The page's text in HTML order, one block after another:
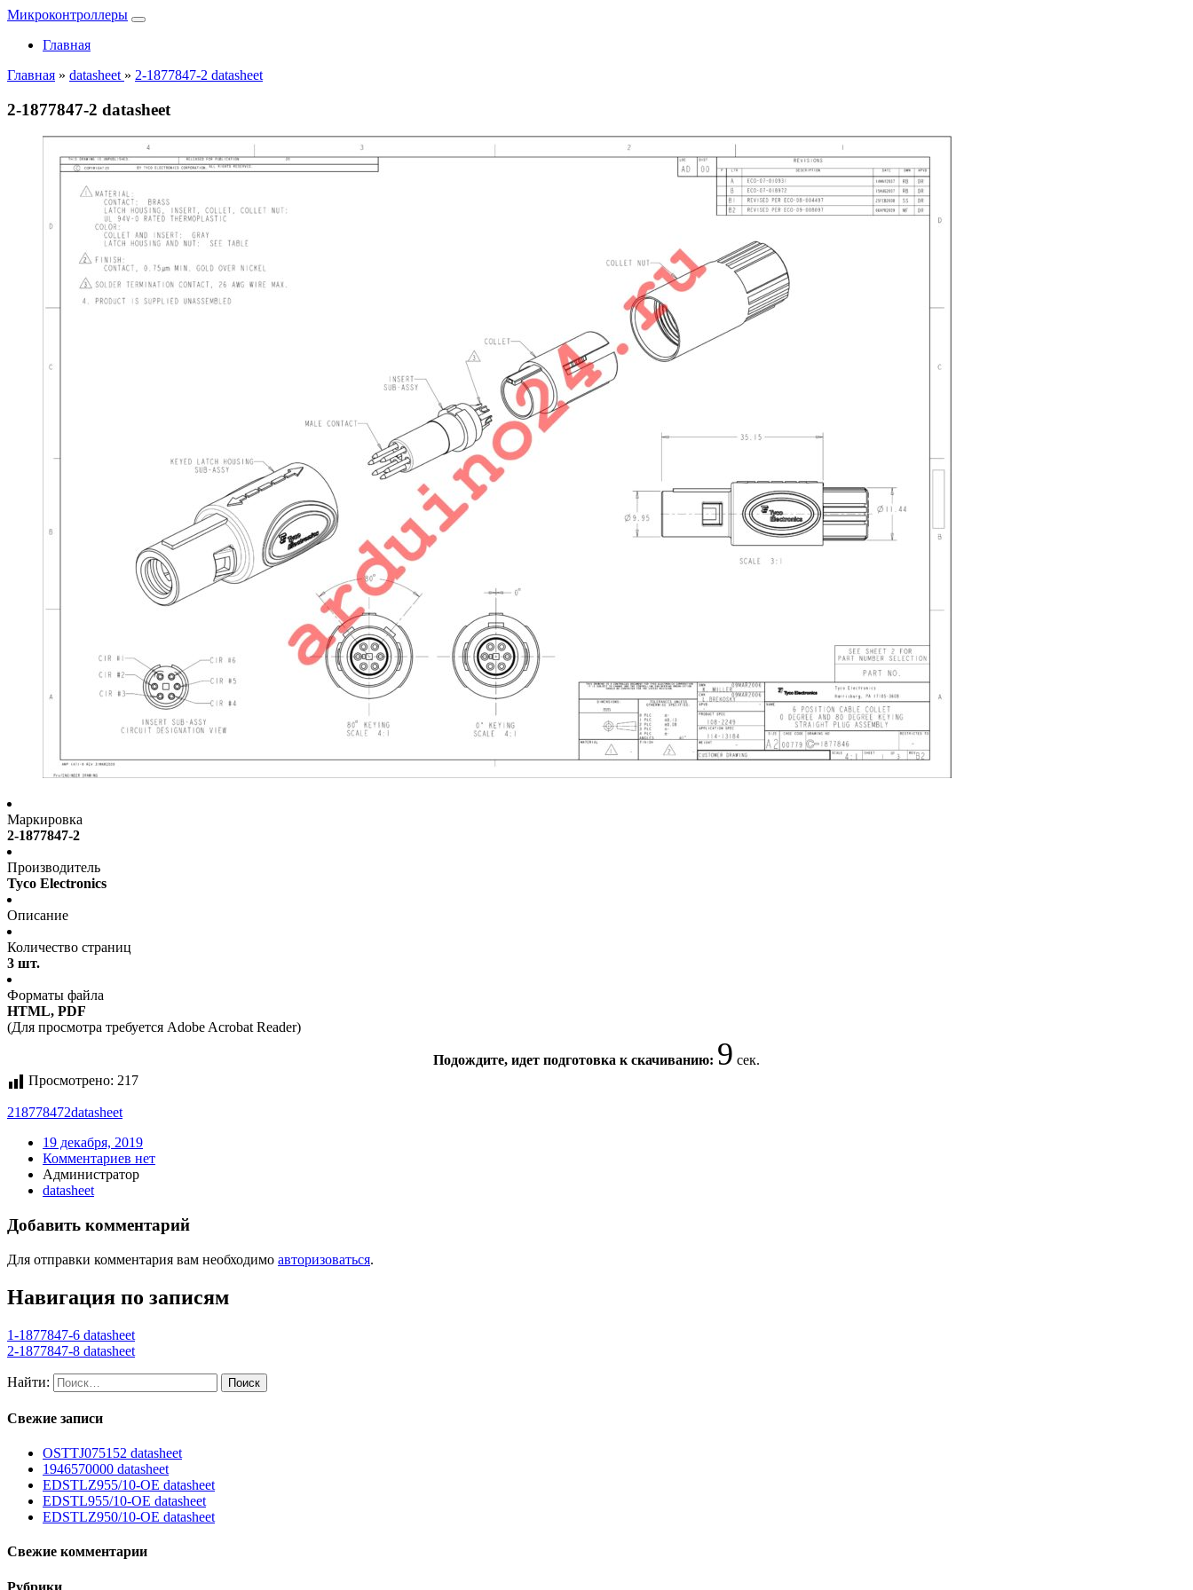
Микроконтроллеры
Главная
Главная » datasheet » 2-1877847-2 datasheet
2-1877847-2 datasheet
Маркировка
2-1877847-2
Производитель
Tyco Electronics
Описание
Количество страниц
3 шт.
Форматы файла
HTML, PDF
(Для просмотра требуется Adobe Acrobat Reader)
Подождите, идет подготовка к скачиванию: 9 сек.
Просмотрено: 217
218778472datasheet
19 декабря, 2019
Комментариев нет
Администратор
datasheet
Добавить комментарий
Для отправки комментария вам необходимо авторизоваться.
Навигация по записям
1-1877847-6 datasheet
2-1877847-8 datasheet
Найти:
Свежие записи
OSTTJ075152 datasheet
1946570000 datasheet
EDSTLZ955/10-OE datasheet
EDSTL955/10-OE datasheet
EDSTLZ950/10-OE datasheet
Свежие комментарии
Рубрики